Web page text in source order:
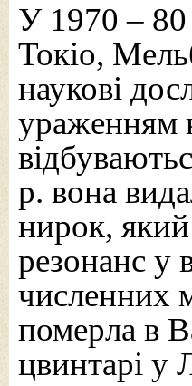
У 1970 – 80
Токіо,
наукові
ураженням
р. вона
нирок, який
резонанс у
численних
померла в
цвинтарі у